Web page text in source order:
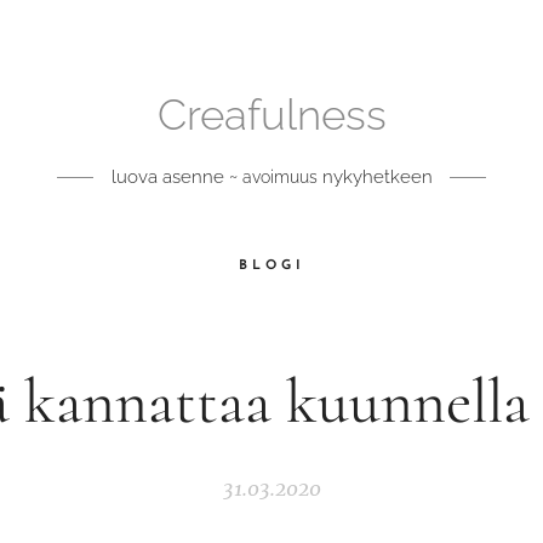
Creafulness
luova asenne ~ avoimuusnykyhetkeen
BLOGI
kannattaa
31.03.2020